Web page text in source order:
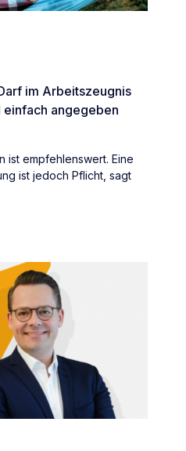
im Arbeitszeugnis
einfach angegeben
ist empfehlenswert. Eine
ist jedoch Pflicht, sagt